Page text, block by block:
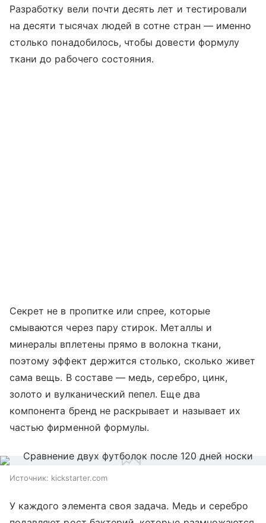
Разработку вели почти десять лет и тестировали
на десяти тысячах людей в сотне стран — именно
столько понадобилось, чтобы довести формулу
ткани до рабочего состояния.
Секрет не в пропитке или спрее, которые
смываются через пару стирок. Металлы и
минералы вплетены прямо в волокна ткани,
поэтому эффект держится столько, сколько живет
сама вещь. В составе — медь, серебро, цинк,
золото и вулканический пепел. Еще два
компонента бренд не раскрывает и называет их
частью фирменной формулы.
Источник: kickstarter.com
У каждого элемента своя задача. Медь и серебро